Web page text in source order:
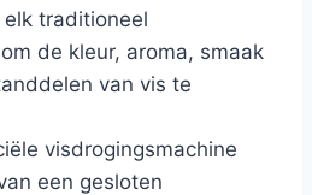
traditioneel
de kleur, aroma, smaak
van vis te
visdrogingsmachine
een gesloten